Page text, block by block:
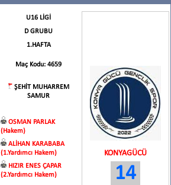
U16 LİGİ
D GRUBU
1.HAFTA
Maç Kodu: 4659
ŞEHİT MUHARREM
SAMUR
OSMAN PARLAK
(Hakem)
ALİHAN KARABABA
(1.Yardımcı Hakem)
HIZIR ENES ÇAPAR
(2.Yardımcı Hakem)
KONYAGÜCÜ
14